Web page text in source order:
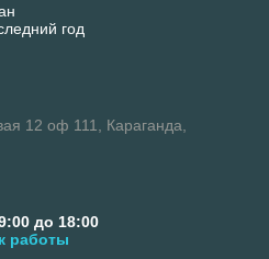
год
12 оф 111, Караганда,
до 18:00
работы